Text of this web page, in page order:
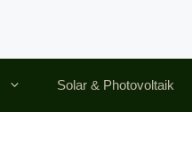
Solar & Photovoltaik